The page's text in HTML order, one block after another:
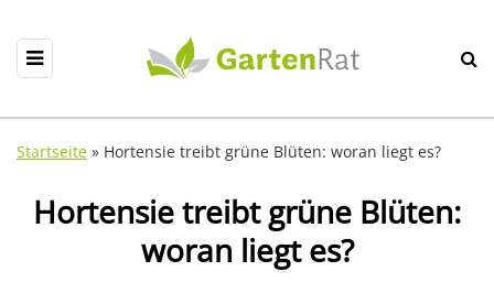
Startseite » Hortensie treibt grüne Blüten: woran liegt es?
Hortensie treibt grüne Blüten:
woran liegt es?